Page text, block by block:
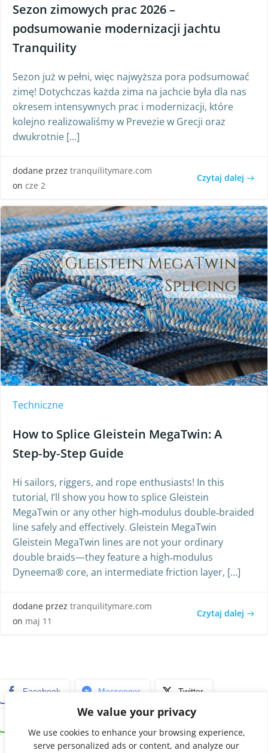
We value your privacy
We use cookies to enhance your browsing experience,
serve personalized ads or content, and analyze our
Sezon zimowych prac 2026 –
podsumowanie modernizacji jachtu
Tranquility
Sezon już w pełni, więc najwyższa pora podsumować
zimę! Dotychczas każda zima na jachcie była dla nas
okresem intensywnych prac i modernizacji, które
kolejno realizowaliśmy w Prevezie w Grecji oraz
dwukrotnie [...]
dodane przez tranquilitymare.com
on cze 2
Czytaj dalej
Techniczne
How to Splice Gleistein MegaTwin: A
Step‑by‑Step Guide
Hi sailors, riggers, and rope enthusiasts! In this
tutorial, I’ll show you how to splice Gleistein
MegaTwin or any other high‑modulus double‑braided
line safely and effectively. Gleistein MegaTwin
Gleistein MegaTwin lines are not your ordinary
double braids—they feature a high‑modulus
Dyneema® core, an intermediate friction layer, […]
dodane przez tranquilitymare.com
on maj 11
Czytaj dalej
Facebook Messenger Twitter
Print